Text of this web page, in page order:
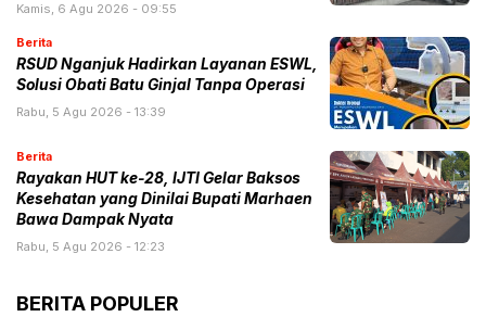
Kamis, 6 Agu 2026 - 09:55
Berita
RSUD Nganjuk Hadirkan Layanan ESWL,
Solusi Obati Batu Ginjal Tanpa Operasi
Rabu, 5 Agu 2026 - 13:39
Berita
Rayakan HUT ke-28, IJTI Gelar Baksos
Kesehatan yang Dinilai Bupati Marhaen
Bawa Dampak Nyata
Rabu, 5 Agu 2026 - 12:23
BERITA POPULER